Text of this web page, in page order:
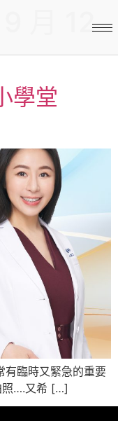
月 12
學堂
有臨時又緊急的重要
照….又希 […]